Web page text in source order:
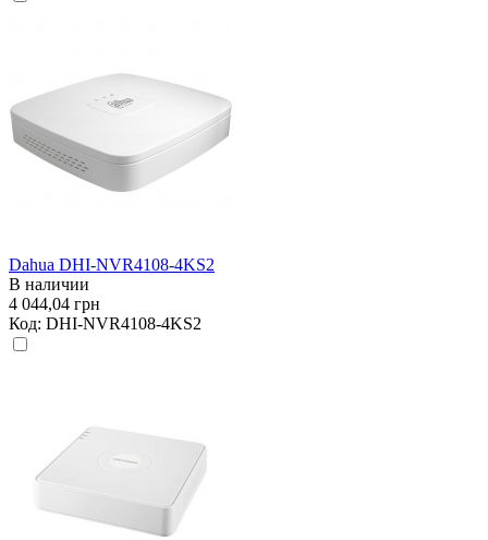
Dahua DHI-NVR4108-4KS2
В наличии
4 044,04 грн
Код: DHI-NVR4108-4KS2